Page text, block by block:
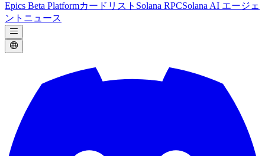
Epics Beta Platformカードリスト Solana RPCSolana AI エージェ
ント ニュース